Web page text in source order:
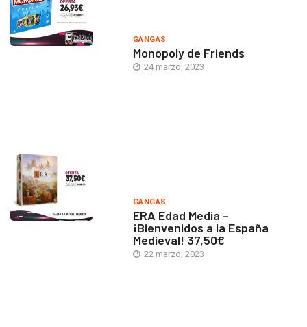
GANGAS
Monopoly de Friends
24 marzo, 2023
GANGAS
ERA Edad Media –
¡Bienvenidos a la España
Medieval! 37,50€
22 marzo, 2023